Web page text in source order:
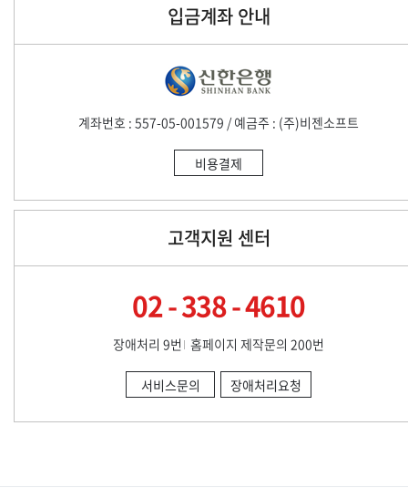
입금계좌 안내
계좌번호 : 557-05-001579 / 예금주 : (주)비젠소프트
비용결제
고객지원 센터
02 - 338 - 4610
장애처리 9번 홈페이지 제작문의 200번
서비스문의 장애처리요청